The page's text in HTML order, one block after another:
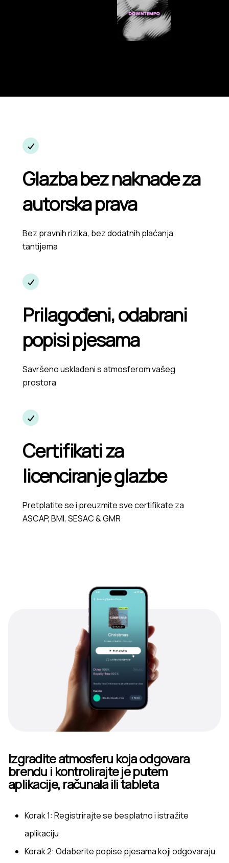
Glazba bez naknade za
autorska prava
Bez pravnih rizika, bez dodatnih plaćanja
tantijema
Prilagođeni, odabrani
popisi pjesama
Savršeno usklađeni s atmosferom vašeg
prostora
Certifikati za
licenciranje glazbe
Pretplatite se i preuzmite sve certifikate za
ASCAP, BMI, SESAC & GMR
Izgradite atmosferu koja odgovara
brendu i kontrolirajte je putem
aplikacije, računala ili tableta
Korak 1: Registrirajte se besplatno i istražite
aplikaciju
Korak 2: Odaberite popise pjesama koji odgovaraju